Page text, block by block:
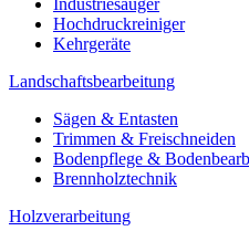
Hochdruckreiniger
Kehrgeräte
Landschaftsbearbeitung
Sägen & Entasten
Trimmen & Freischneiden
Bodenpflege &
Brennholztechnik
Holzverarbeitung